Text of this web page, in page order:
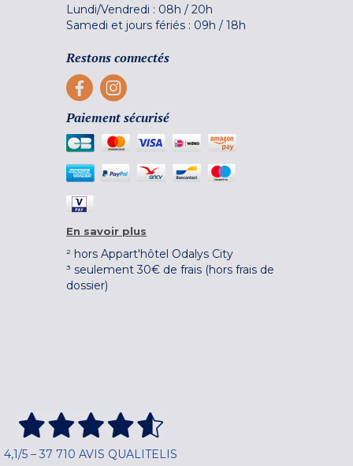
Lundi/Vendredi : 08h / 20h
Samedi et jours fériés : 09h / 18h
Restons connectés
Paiement sécurisé
En savoir plus
² hors Appart'hôtel Odalys City
³ seulement 30€ de frais (hors frais de
dossier)
4,1/5 – 37 710 AVIS QUALITELIS